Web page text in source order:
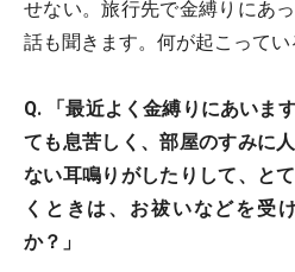
せない。旅行先で金縛りにあ
話も聞きます。何が起こってい
Q. 「最近よく金縛りにあいま
ても息苦しく、部屋のすみに
ない耳鳴りがしたりして、と
くときは、お祓いなどを受
か？」